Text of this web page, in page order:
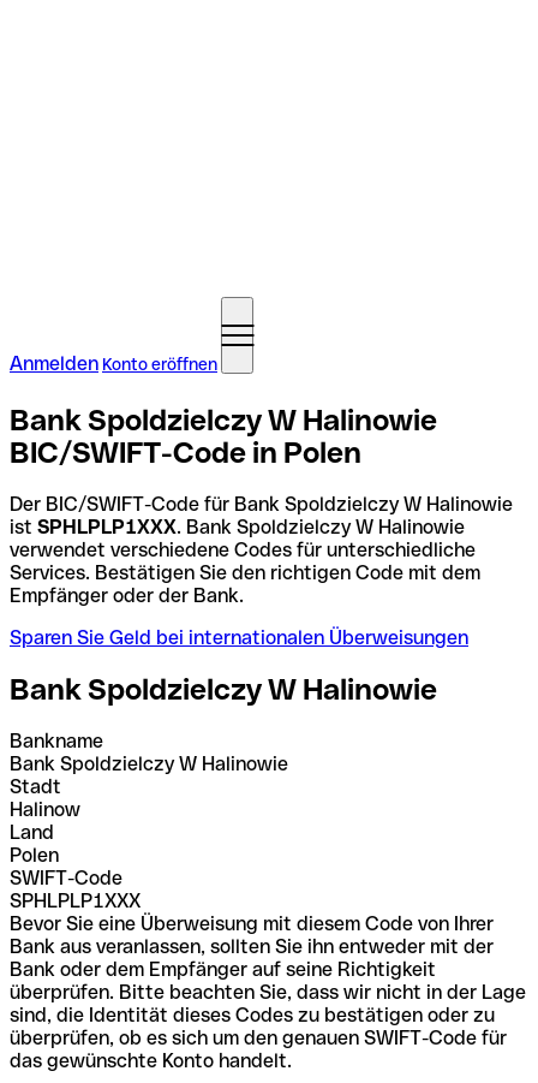
Anmelden Konto eröffnen
Bank Spoldzielczy W Halinowie
BIC/SWIFT-Code in Polen
Der BIC/SWIFT-Code für Bank Spoldzielczy W Halinowie
ist SPHLPLP1XXX. Bank Spoldzielczy W Halinowie
verwendet verschiedene Codes für unterschiedliche
Services. Bestätigen Sie den richtigen Code mit dem
Empfänger oder der Bank.
Sparen Sie Geld bei internationalen Überweisungen
Bank Spoldzielczy W Halinowie
Bankname
Bank Spoldzielczy W Halinowie
Stadt
Halinow
Land
Polen
SWIFT-Code
SPHLPLP1XXX
Bevor Sie eine Überweisung mit diesem Code von Ihrer
Bank aus veranlassen, sollten Sie ihn entweder mit der
Bank oder dem Empfänger auf seine Richtigkeit
überprüfen. Bitte beachten Sie, dass wir nicht in der Lage
sind, die Identität dieses Codes zu bestätigen oder zu
überprüfen, ob es sich um den genauen SWIFT-Code für
das gewünschte Konto handelt.